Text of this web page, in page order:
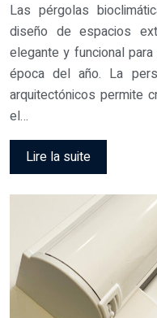
Las pérgolas
diseño de espacios
elegante y funcional
época del año. La
arquitectónicos permite
el…
Lire la suite